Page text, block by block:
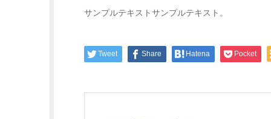
サンプルテキストサンプルテキスト。
Tweet Share Hatena Pocket